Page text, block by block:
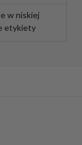
w niskiej
etykiety